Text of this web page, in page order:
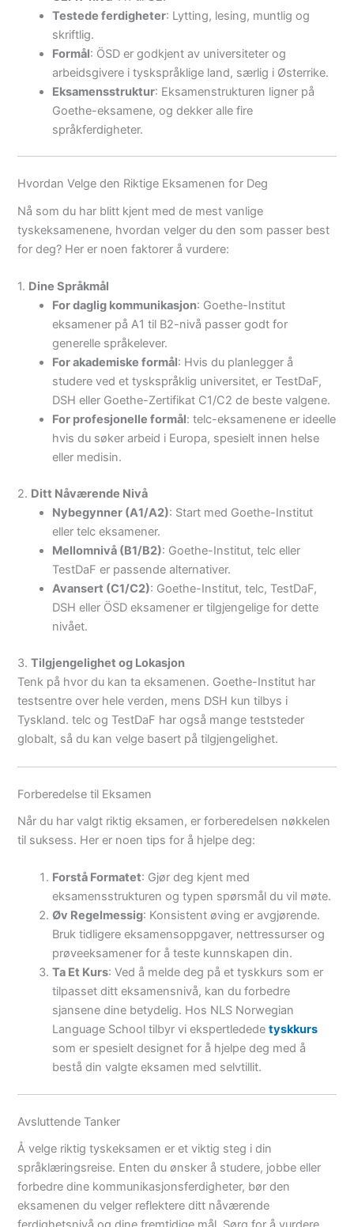
Testede ferdigheter: Lytting, lesing, muntlig og
skriftlig.
Formål: ÖSD er godkjent av universiteter og
arbeidsgivere i tyskspråklige land, særlig i Østerrike.
Eksamensstruktur: Eksamenstrukturen ligner på
Goethe-eksamene, og dekker alle fire
språkferdigheter.
Hvordan Velge den Riktige Eksamenen for Deg
Nå som du har blitt kjent med de mest vanlige
tyskeksamenene, hvordan velger du den som passer best
for deg? Her er noen faktorer å vurdere:
1. Dine Språkmål
For daglig kommunikasjon: Goethe-Institut
eksamener på A1 til B2-nivå passer godt for
generelle språkelever.
For akademiske formål: Hvis du planlegger å
studere ved et tyskspråklig universitet, er TestDaF,
DSH eller Goethe-Zertifikat C1/C2 de beste valgene.
For profesjonelle formål: telc-eksamenene er ideelle
hvis du søker arbeid i Europa, spesielt innen helse
eller medisin.
2. Ditt Nåværende Nivå
Nybegynner (A1/A2): Start med Goethe-Institut
eller telc eksamener.
Mellomnivå (B1/B2): Goethe-Institut, telc eller
TestDaF er passende alternativer.
Avansert (C1/C2): Goethe-Institut, telc, TestDaF,
DSH eller ÖSD eksamener er tilgjengelige for dette
nivået.
3.Tilgjengelighet og Lokasjon
Tenk på hvor du kan ta eksamenen. Goethe-Institut har
testsentre over hele verden, mens DSH kun tilbys i
Tyskland. telc og TestDaF har også mange teststeder
globalt, så du kan velge basert på tilgjengelighet.
Forberedelse til Eksamen
Når du har valgt riktig eksamen, er forberedelsen nøkkelen
til suksess. Her er noen tips for å hjelpe deg:
Forstå Formatet: Gjør deg kjent med
eksamensstrukturen og typen spørsmål du vil møte.
Øv Regelmessig: Konsistent øving er avgjørende.
Bruk tidligere eksamensoppgaver, nettressurser og
prøveeksamener for å teste kunnskapen din.
Ta Et Kurs: Ved å melde deg på et tyskkurs som er
tilpasset ditt eksamensnivå, kan du forbedre
sjansene dine betydelig. Hos NLS Norwegian
Language School tilbyr vi ekspertlededetyskkurs
som er spesielt designet for å hjelpe deg med å
bestå din valgte eksamen med selvtillit.
Avsluttende Tanker
Å velge riktig tyskeksamen er et viktig steg i din
språklæringsreise. Enten du ønsker å studere, jobbe eller
forbedre dine kommunikasjonsferdigheter, bør den
eksamenen du velger reflektere ditt nåværende